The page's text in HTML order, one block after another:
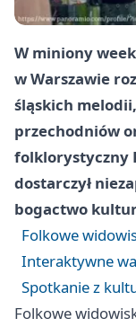
W miniony
w Warszawie
śląskich
przechodniów
folklorystyczny
dostarczył
bogactwo
Folkowe
Interaktywne
Spotkanie z
Folkowe